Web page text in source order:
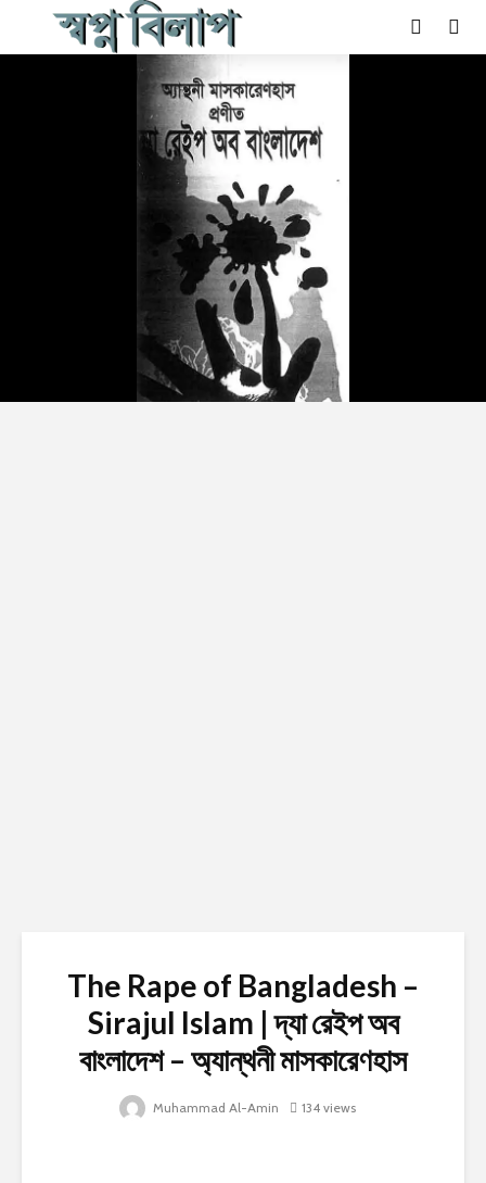
The Rape of Bangladesh –
Sirajul Islam | দ্যা রেইপ অব
বাংলাদেশ – অ্যান্থনী মাসকারেণহাস
Muhammad Al-Amin 134 views